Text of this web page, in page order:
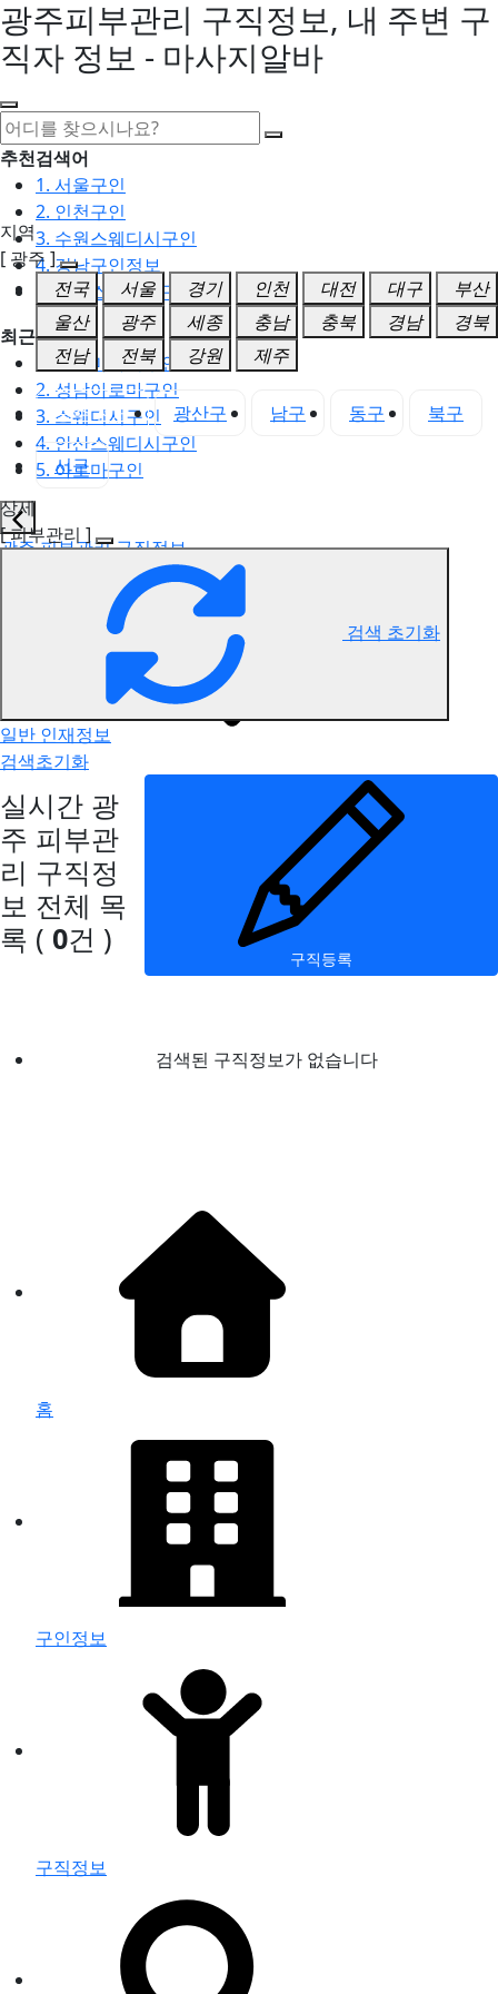
광주피부관리 구직정보, 내 주변 구
직자 정보 - 마사지알바
추천검색어
1. 서울구인
2. 인천구인
3. 수원스웨디시구인
4. 강남구인정보
5. 동탄스웨디시구인
최근검색어
1. 일산마사지구인
2. 성남아로마구인
3. 스웨디시구인
4. 안산스웨디시구인
5. 아로마구인
광주 피부관리 구직정보
지역
[ 광주 ]
전국
서울 경기 인천 대전 대구
부산
울산
광주 세종 충남 충북 경남
경북
전남
전북 강원 제주
광주 전체 광산구 남구 동구 북구
서구
상세
[ 피부관리 ]
검색 초기화
일반 인재정보
검색초기화
실시간 광
주 피부관
리 구직정
보 전체 목
록 ( 0건 )
구직등록
검색된 구직정보가 없습니다
홈
구인정보
구직정보